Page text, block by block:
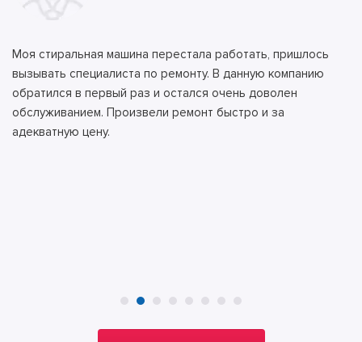
Моя стиральная машина перестала работать, пришлось
вызывать специалиста по ремонту. В данную компанию
обратился в первый раз и остался очень доволен
обслуживанием. Произвели ремонт быстро и за
адекватную цену.